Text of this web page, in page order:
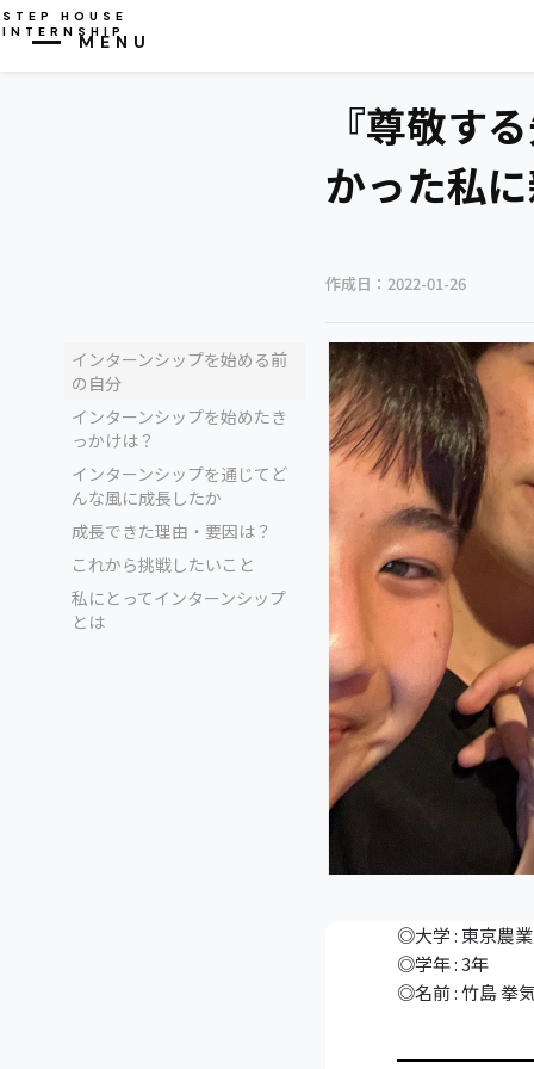
MENU
STEP HOUSE
INTERNSHIP
『尊敬す
かった私
作成日：2022-01-26
◎大学 : 東京農
◎学年 : 3年
◎名前 : 竹島 拳
インターンシップを始める前
の自分
インターンシップを始めたき
っかけは？
インターンシップを通じてど
んな風に成長したか
成長できた理由・要因は？
これから挑戦したいこと
私にとってインターンシップ
とは